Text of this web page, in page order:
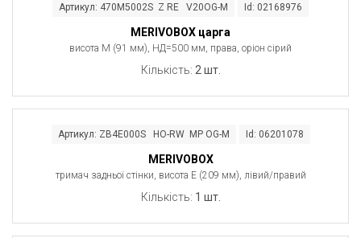
Артикул: 470M5002S Z RE V20OG-M Id: 02168976
MERIVOBOX царга
висота M (91 мм), НД=500 мм, права, оріон сірий
Кількість: 2 шт.
Артикул: ZB4E000S HO-RW MP OG-M Id: 06201078
MERIVOBOX
тримач задньої стінки , висота E (209 мм), лівий/правий
Кількість: 1 шт.